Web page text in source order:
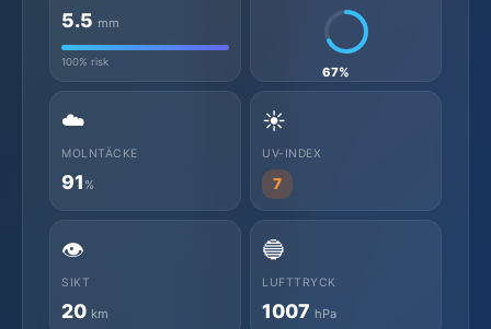
5.5 mm
100% risk
67%
☁️
MOLNTÄCKE
91 %
☀️
UV-INDEX
7
👁️
SIKT
20 km
🔵
LUFTTRYCK
1007 hPa